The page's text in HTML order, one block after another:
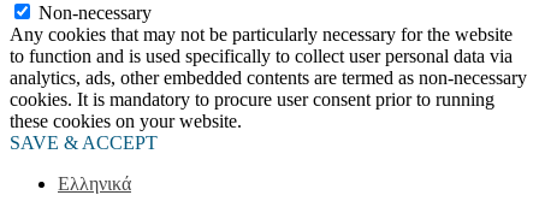
Non-necessary
Any cookies that may not be particularly necessary for the website
to function and is used specifically to collect user personal data via
analytics, ads, other embedded contents are termed as non-necessary
cookies. It is mandatory to procure user consent prior to running
these cookies on your website.
SAVE & ACCEPT
Ελληνικά